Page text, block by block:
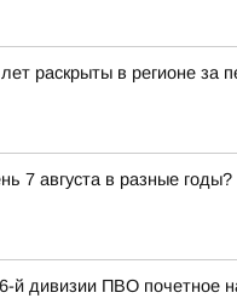
раскрыты в регионе за
7 августа в разные
й дивизии ПВО почетное